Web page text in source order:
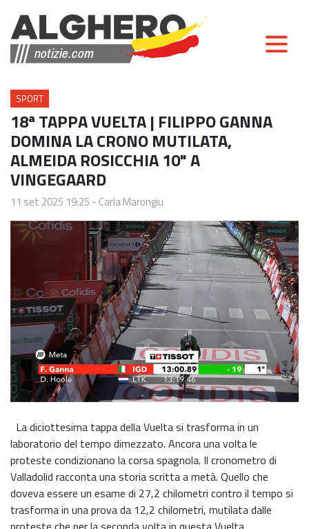
SPORT
18ª TAPPA VUELTA | FILIPPO GANNA
DOMINA LA CRONO MUTILATA,
ALMEIDA ROSICCHIA 10" A
VINGEGAARD
11 set 2025 19:25 - Carla Marongiu
La diciottesima tappa della Vuelta si trasforma in un
laboratorio del tempo dimezzato. Ancora una volta le
proteste condizionano la corsa spagnola. Il cronometro di
Valladolid racconta una storia scritta a metà. Quello che
doveva essere un esame di 27,2 chilometri contro il tempo si
trasforma in una prova da 12,2 chilometri, mutilata dalle